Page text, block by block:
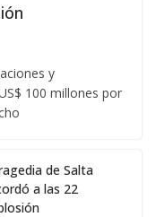
y
100 millones por
de Salta
a las 22